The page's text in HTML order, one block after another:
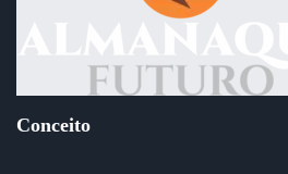
Conceito